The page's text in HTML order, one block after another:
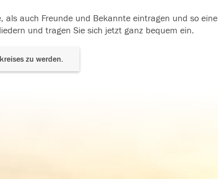
auch Freunde und Bekannte eintragen und so eine
und tragen Sie sich jetzt ganz bequem ein.
zu werden.